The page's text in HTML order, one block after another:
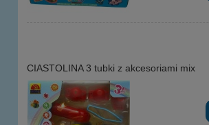
CIASTOLINA 3 tubki z akcesoriami mix